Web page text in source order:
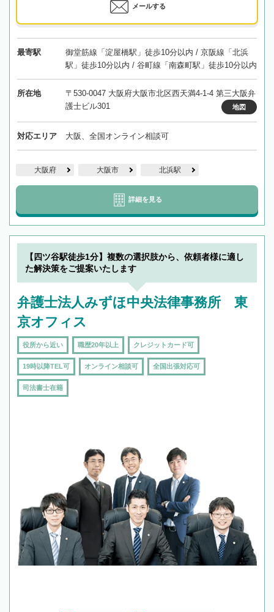
メールする
最寄駅
御堂筋線「淀屋橋駅」徒歩10分以内 / 京阪線「北浜
駅」徒歩10分以内 / 谷町線「南森町駅」徒歩10分以内
所在地
〒530-0047 大阪府大阪市北区西天満4-1-4 第三大阪弁
護士ビル301
地図
対応エリア 大阪、全国オンライン相談可
大阪府 大阪市 北浜駅
詳細を見る
【四ツ谷駅徒歩1分】複数の選択肢から、依頼者様に適し
た解決策をご提案いたします
弁護士法人みずほ中央法律事務所 東
京オフィス
役所から近い 職歴20年以上 クレジットカード可
19時以降TEL可 オンライン相談可 全国出張対応可
司法書士在籍